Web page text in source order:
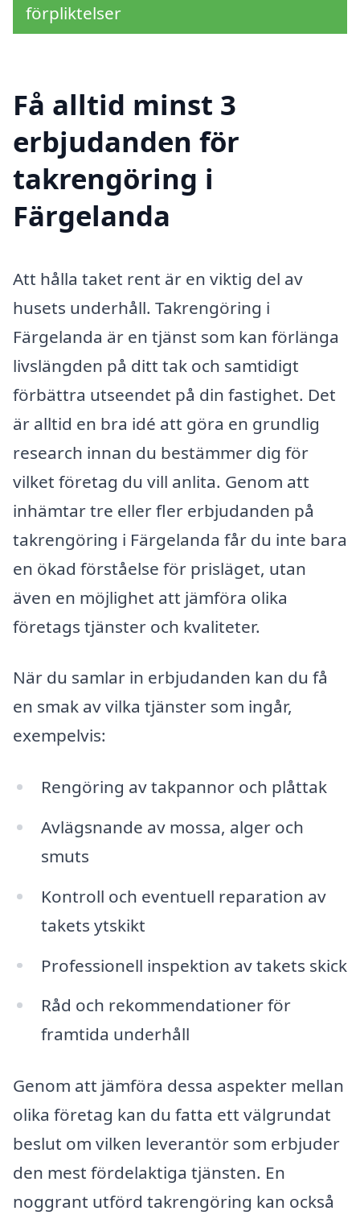
förpliktelser
Få alltid minst 3
erbjudanden för
takrengöring i
Färgelanda
Att hålla taket rent är en viktig del av
husets underhåll. Takrengöring i
Färgelanda är en tjänst som kan förlänga
livslängden på ditt tak och samtidigt
förbättra utseendet på din fastighet. Det
är alltid en bra idé att göra en grundlig
research innan du bestämmer dig för
vilket företag du vill anlita. Genom att
inhämtar tre eller fler erbjudanden på
takrengöring i Färgelanda får du inte bara
en ökad förståelse för prisläget, utan
även en möjlighet att jämföra olika
företags tjänster och kvaliteter.
När du samlar in erbjudanden kan du få
en smak av vilka tjänster som ingår,
exempelvis:
Rengöring av takpannor och plåttak
Avlägsnande av mossa, alger och
smuts
Kontroll och eventuell reparation av
takets ytskikt
Professionell inspektion av takets skick
Råd och rekommendationer för
framtida underhåll
Genom att jämföra dessa aspekter mellan
olika företag kan du fatta ett välgrundat
beslut om vilken leverantör som erbjuder
den mest fördelaktiga tjänsten. En
noggrant utförd takrengöring kan också